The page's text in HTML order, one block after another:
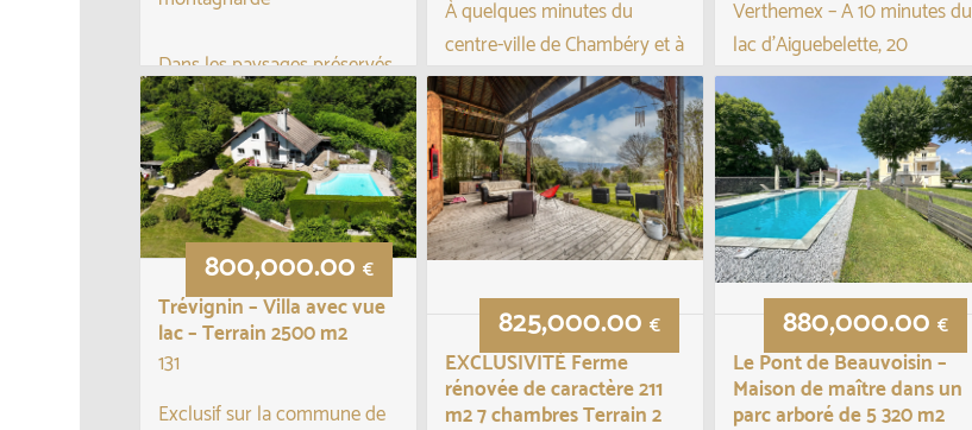
Dans les paysages préservés
de la Vallée Verte, à la
croisée des routes menant à
Genève (35 min) et Annec...
À quelques minutes du
centre-ville de Chambéry et à
proximité des axes
principaux, découvrez cette
remarquable propriété du
XVIIème siècle.
Édifiée sur une parcelle
arborée de 4 ...
Verthemex – A 10 minutes du
lac d’Aiguebelette, 20
minutes de Chambéry & Aix
les Bains.
Environnement privilégié
pour cette propriété
exceptionnelle située au
coeur de p...
Trévignin – Villa avec vue
lac – Terrain 2500 m2
800,000.00€
131
Exclusif sur la commune de
EXCLUSIVITÉ Ferme
rénovée de caractère 211
m2 7 chambres Terrain 2
825,000.00€
Le Pont de Beauvoisin –
Maison de maître dans un
parc arboré de 5 320 m2
880,000.00 €